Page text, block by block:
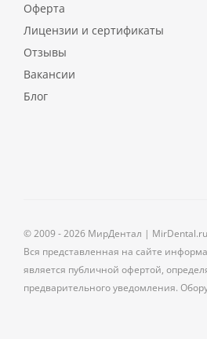
Оферта
Лицензии и сертификаты
Отзывы
Вакансии
Блог
© 2009 - 2026 МирДентал | MirDental.ru
Вся представленная на сайте
является публичной офертой,
предварительного уведомления.